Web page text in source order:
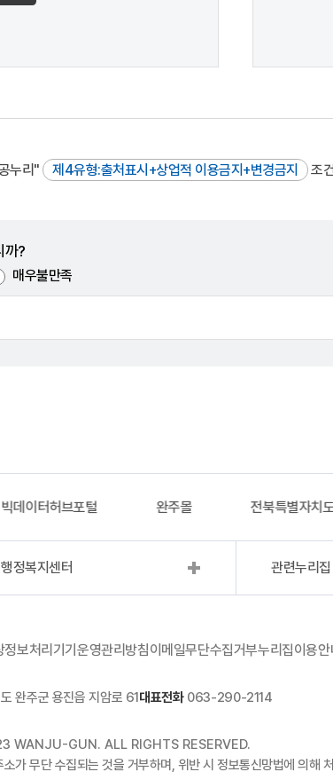
누리" 제4유형:출처표시+상업적 이용금지+변경금지 조
까?
매우불만족
데이터허브포털 완주몰 전북특별자치
정복지센터 관련누리집
정보처리기기운영관리방침이메일무단수집거부누리집이용안
완주군 용진읍 지암로 61대표전화063-290-2114
WANJU-GUN. ALL RIGHTS RESERVED.
가 무단 수집되는 것을 거부하며, 위반 시 정보통신망법에 의해